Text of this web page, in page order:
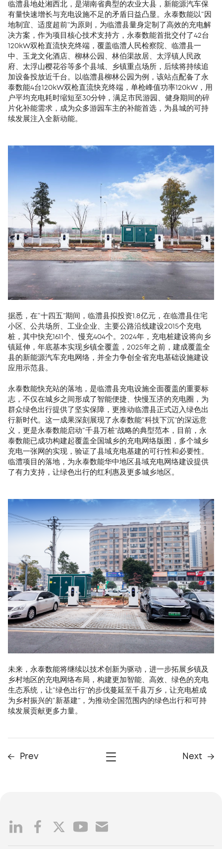
临澧县地处湘西北，是湖南省典型的农业大县，新能源汽车保
有量快速增长与充电设施不足的矛盾日益凸显。永泰数能以“因
地制宜、适度超前”为原则，为临澧县量身定制了高效的充电解
决方案，作为项目核心技术支持方，永泰数能首批交付了42台
120kW双枪直流快充终端，覆盖临澧人民检察院、临澧县一
中、玉龙文化酒店、柳林公园、林伯渠故居、太浮镇人民政
府、太浮山樱花谷等多个县域、乡镇重点场所，后续将持续追
加设备投放近千台。以临澧县柳林公园为例，该站点配备了永
泰数能4台120kW双枪直流快充终端，单枪峰值功率120kW，用
户平均充电耗时缩短至30分钟，满足市民游园、健身期间的碎
片化补能需求，成为众多游园车主的补能首选，为县城的可持
续发展注入全新动能。
据悉，在“十四五”期间，临澧县拟投资1.8亿元，在临澧县住宅
小区、公共场所、工业企业、主要公路沿线建设2015个充电
桩，其中快充1611个、慢充404个。2024年，充电桩建设将向乡
镇延伸，年底基本实现乡镇全覆盖，2025年之前，建成覆盖全
县的新能源汽车充电网络，并全力争创全省充电基础设施建设
应用示范县。
永泰数能快充站的落地，是临澧县充电设施全面覆盖的重要标
志，不仅在城乡之间形成了智能便捷、快慢互济的充电圈，为
群众绿色出行提供了坚实保障，更推动临澧县正式迈入绿色出
行新时代。这一成果深刻展现了永泰数能“科技下沉”的深远意
义，更是永泰数能启动“千县万桩”战略的典型范本，目前，永
泰数能已成功构建起覆盖全国城乡的充电网络版图，多个城乡
充电一张网的实现，验证了县域充电基建的可行性和必要性。
临澧项目的落地，为永泰数能华中地区县域充电网络建设提供
了有力支持，让绿色出行的红利惠及更多城乡地区。
未来，永泰数能将继续以技术创新为驱动，进一步拓展乡镇及
乡村地区的充电网络布局，构建更加智能、高效、绿色的充电
生态系统，让“绿色出行”的步伐蔓延至千县万乡，让充电桩成
为乡村振兴的“新基建”，为推动全国范围内的绿色出行和可持
续发展贡献更多力量。
Prev Next